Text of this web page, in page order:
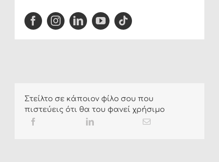
Στείλτο σε κάποιον φίλο σου που
πιστεύεις ότι θα του φανεί χρήσιμο